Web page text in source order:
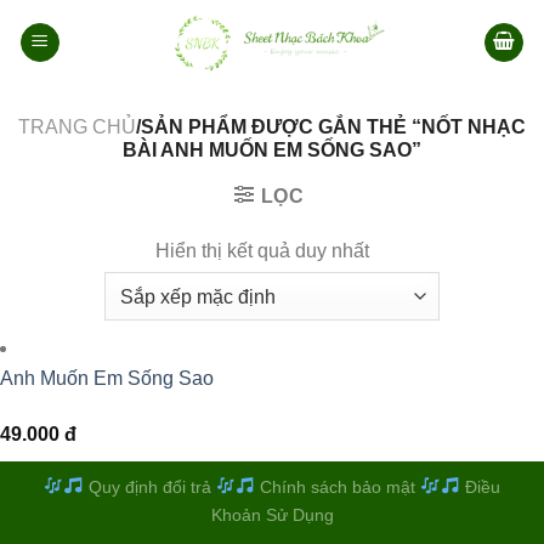
qua
TRANG CHỦ/SẢN PHẨM ĐƯỢC GẮN THẺ “NỐT NHẠC
BÀI ANH MUỐN EM SỐNG SAO”
LỌC
Hiển thị kết quả duy nhất
Anh Muốn Em Sống Sao
49.000 đ
Quy định đổi trả Chính sách bảo mật
Điều
Khoản Sử Dụng